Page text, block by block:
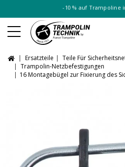
-10 % auf Trampoline
Ersatzteile
Teile Für
Trampolin-Netzbefestigungen
16 Montagebügel zur Fixierung des